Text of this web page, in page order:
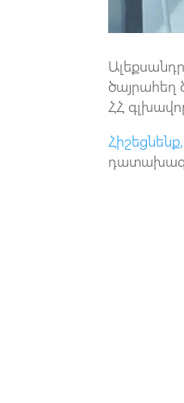
ծայրահեղ
ՀՀ
Հիշեցնենք,